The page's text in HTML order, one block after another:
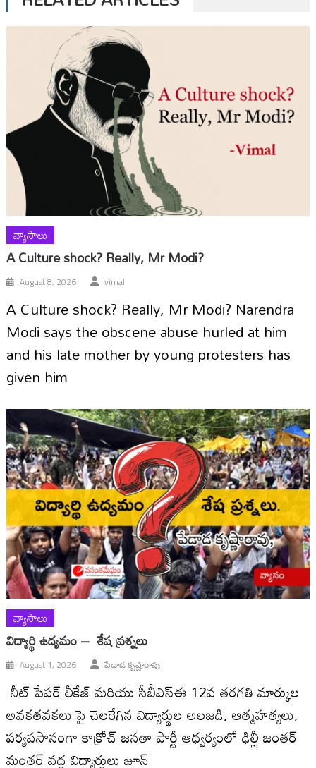
వ్యాసాలు
A Culture shock? Really, Mr Modi?
August 8, 2026 vimal
A Culture shock? Really, Mr Modi? Narendra
Modi says the obscene abuse hurled at him
and his late mother by young protesters has
given him
వ్యాసాలు
విద్యార్థి ఉద్యమం – శేష ప్రశ్నలు
August 1, 2026 పేడాడ కృష్ణారావు
నీట్ పేపర్ లీకేజ్ మరియు సీబీఎస్ఈ 12వ తరగతి మార్కుల
అవకతవకలు పై చెలరేగిన విద్యార్థుల అలజడి, ఆత్మహత్యలు,
పర్యవసానంగా కాక్రోచ్ జనతా పార్టీ ఆధ్వర్యంలో ఢిల్లీ జంతర్
మంతర్ వద్ద విద్యార్థులు జూన్